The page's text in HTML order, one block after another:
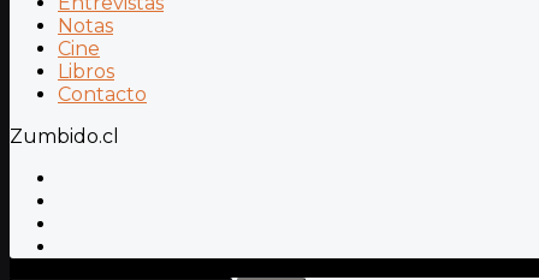
Notas
Cine
Libros
Contacto
Zumbido.cl